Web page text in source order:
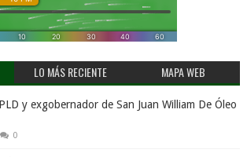
LO MÁS RECIENTE MAPA WEB
y exgobernador de San Juan William De Óleo
0